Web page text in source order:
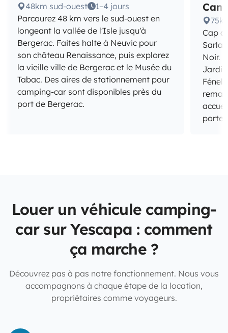
48km sud-ouest
1–4 jours
Parcourez 48 km vers le sud-ouest en
longeant la vallée de l'Isle jusqu'à
Bergerac. Faites halte à Neuvic pour
son château Renaissance, puis explorez
la vieille ville de Bergerac et le Musée du
Tabac. Des aires de stationnement pour
camping-car sont disponibles près du
port de Bergerac.
Cap
Noir.
Louer un véhicule camping-
car sur Yescapa : comment
ça marche ?
Découvrez pas à pas notre fonctionnement. Nous vous
accompagnons à chaque étape de la location,
propriétaires comme voyageurs.